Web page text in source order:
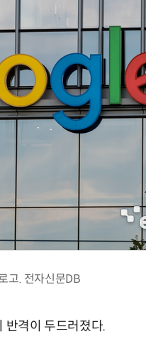
고. 전자신문DB
반격이 두드러졌다.